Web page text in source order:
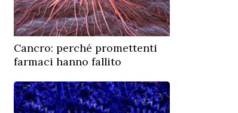
Cancro: perché promettenti
farmaci hanno fallito